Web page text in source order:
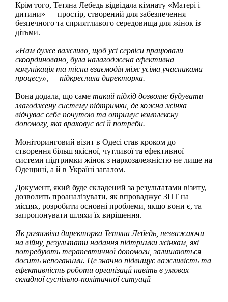
Крім того, Тетяна Лебедь відвідала кімнату «Матері і
дитини» — простір, створений для забезпечення
безпечного та сприятливого середовища для жінок із
дітьми.
«Нам дуже важливо, щоб усі сервіси працювали
скоординовано, була налагоджена ефективна
комунікація та тісна взаємодія між усіма учасниками
процесу», — підкреслила директорка.
Вона додала, що саме такий підхід дозволяє будувати
злагоджену систему підтримки, де кожна жінка
відчуває себе почутою та отримує комплексну
допомогу, яка враховує всі її потреби.
Моніторинговий візит в Одесі став кроком до
створення більш якісної, чутливої та ефективної
системи підтримки жінок з наркозалежністю не лише на
Одещині, а й в Україні загалом.
Документ, який буде складений за результатами візиту,
дозволить проаналізувати, як впроваджує ЗПТ на
місцях, розробити основні проблеми, якщо вони є, та
запропонувати шляхи їх вирішення.
Як розповіла директорка Тетяна Лебедь, незважаючи
на війну, результати надання підтримки жінкам, які
потребують терапевтичної допомоги, залишаються
досить непоганими. Це значно підвищує важливість та
ефективність роботи організації навіть в умовах
складної суспільно-політичної ситуації